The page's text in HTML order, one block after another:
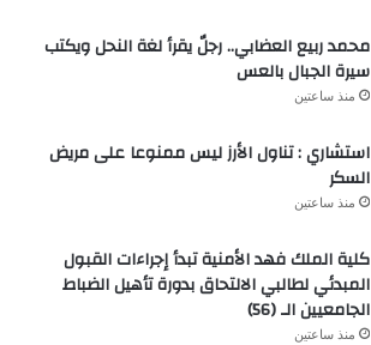
محمد ربيع العضابي.. رجلٌ يقرأ لغة النحل ويكتب
سيرة الجبال بالعس
منذ ساعتين
استشاري : تناول الأرز ليس ممنوعا على مريض
السكر
منذ ساعتين
كلية الملك فهد الأمنية تبدأ إجراءات القبول
المبدئي لطالبي الالتحاق بدورة تأهيل الضباط
الجامعيين الـ (56)
منذ ساعتين